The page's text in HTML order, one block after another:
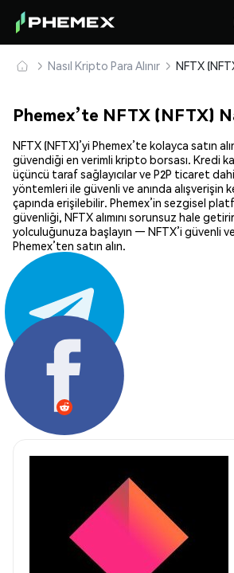
Nasıl Kripto Para Alınır
Phemex’te NFTX (NFTX)
NFTX (NFTX)’yi Phemex’te kolayca satın
güvendiği en verimli kripto borsası. Kredi
üçüncü taraf sağlayıcılar ve P2P ticaret
yöntemleri ile güvenli ve anında alışverişin
çapında erişilebilir. Phemex’in sezgisel
güvenliği, NFTX alımını sorunsuz hale
yolculuğunuza başlayın — NFTX’i güvenli
Phemex’ten satın alın.
Paylaş: